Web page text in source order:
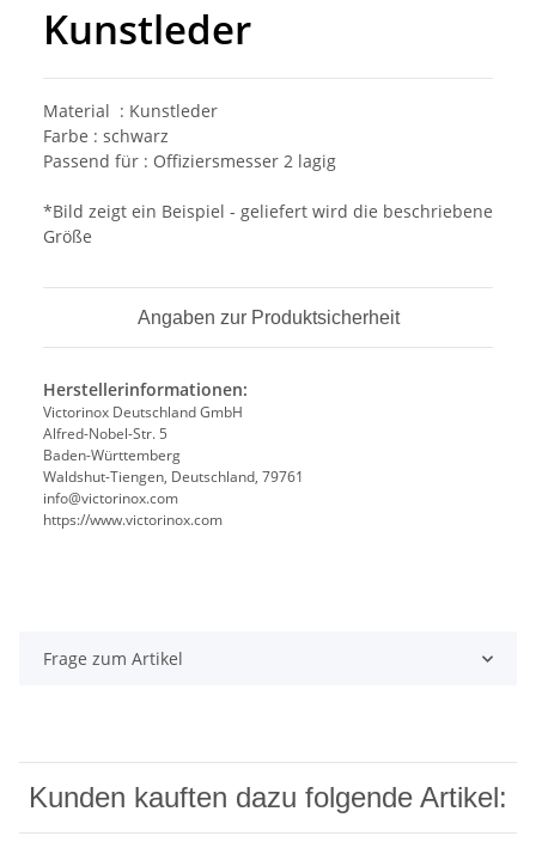
Kunstleder
Material : Kunstleder
Farbe : schwarz
Passend für : Offiziersmesser 2 lagig
*Bild zeigt ein Beispiel - geliefert wird die beschriebene
Größe
Angaben zur Produktsicherheit
Herstellerinformationen:
Victorinox Deutschland GmbH
Alfred-Nobel-Str. 5
Baden-Württemberg
Waldshut-Tiengen, Deutschland, 79761
info@victorinox.com
https://www.victorinox.com
Frage zum Artikel
Kunden kauften dazu folgende Artikel: